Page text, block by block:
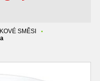
SMĚSI